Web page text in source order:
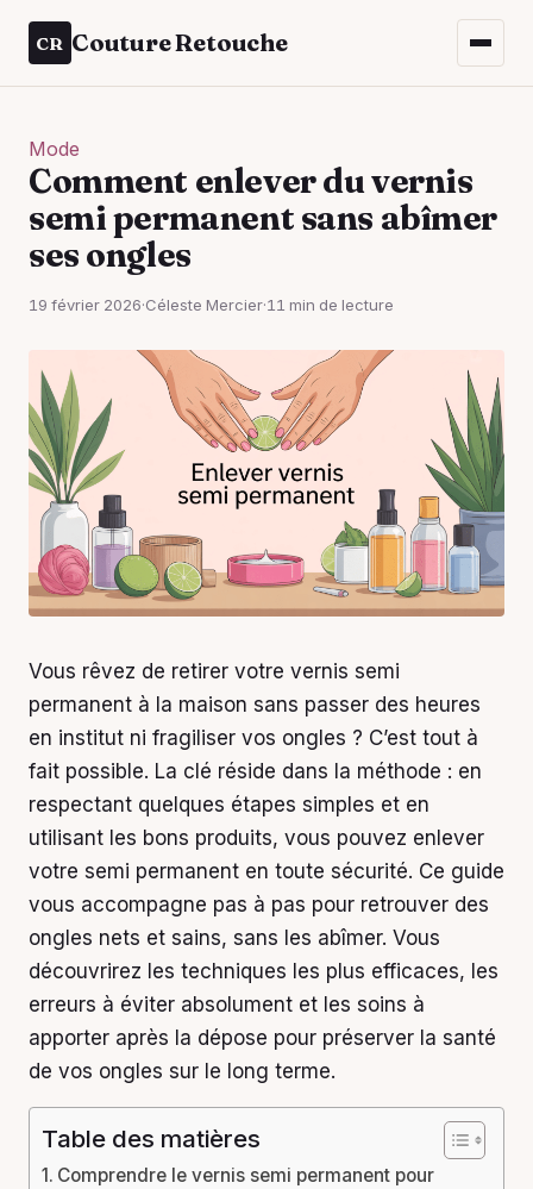
CR Couture Retouche
Mode
Comment enlever du vernis
semi permanent sans abîmer
ses ongles
19 février 2026·Céleste Mercier·11 min de lecture
Vous rêvez de retirer votre vernis semi
permanent à la maison sans passer des heures
en institut ni fragiliser vos ongles ? C’est tout à
fait possible. La clé réside dans la méthode : en
respectant quelques étapes simples et en
utilisant les bons produits, vous pouvez enlever
votre semi permanent en toute sécurité. Ce guide
vous accompagne pas à pas pour retrouver des
ongles nets et sains, sans les abîmer. Vous
découvrirez les techniques les plus efficaces, les
erreurs à éviter absolument et les soins à
apporter après la dépose pour préserver la santé
de vos ongles sur le long terme.
Table des matières
Comprendre le vernis semi permanent pour